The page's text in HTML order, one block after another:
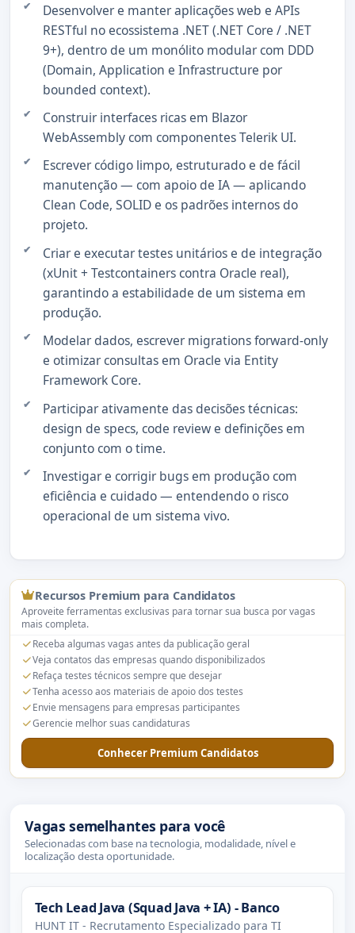
Desenvolver e manter aplicações web e APIs
RESTful no ecossistema .NET (.NET Core / .NET
9+), dentro de um monólito modular com DDD
(Domain, Application e Infrastructure por
bounded context).
Construir interfaces ricas em Blazor
WebAssembly com componentes Telerik UI.
Escrever código limpo, estruturado e de fácil
manutenção — com apoio de IA — aplicando
Clean Code, SOLID e os padrões internos do
projeto.
Criar e executar testes unitários e de integração
(xUnit + Testcontainers contra Oracle real),
garantindo a estabilidade de um sistema em
produção.
Modelar dados, escrever migrations forward-only
e otimizar consultas em Oracle via Entity
Framework Core.
Participar ativamente das decisões técnicas:
design de specs, code review e definições em
conjunto com o time.
Investigar e corrigir bugs em produção com
eficiência e cuidado — entendendo o risco
operacional de um sistema vivo.
Recursos Premium para Candidatos
Aproveite ferramentas exclusivas para tornar sua busca por vagas
mais completa.
Receba algumas vagas antes da publicação geral
Veja contatos das empresas quando disponibilizados
Refaça testes técnicos sempre que desejar
Tenha acesso aos materiais de apoio dos testes
Envie mensagens para empresas participantes
Gerencie melhor suas candidaturas
Conhecer Premium Candidatos
Vagas semelhantes para você
Selecionadas com base na tecnologia, modalidade, nível e
localização desta oportunidade.
Tech Lead Java (Squad Java + IA) - Banco
HUNT IT - Recrutamento Especializado para TI